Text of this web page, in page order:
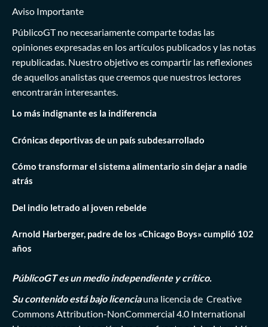
Aviso Importante
PúblicoGT no necesariamente comparte todas las
opiniones expresadas en los artículos publicados y las notas
republicadas. Nuestro objetivo es compartir las reflexiones
de aquellos analistas que creemos que nuestros lectores
encontrarán interesantes.
Lo más indignante es la indiferencia
Crónicas deportivas de un país subdesarrollado
Cómo transformar el sistema alimentario sin dejar a nadie
atrás
Del indio letrado al joven rebelde
Arnold Harberger, padre de los «Chicago Boys» cumplió 102
años
PúblicoGT es un medio independiente y crítico.
Su contenido está bajo licenciauna licencia de Creative
Commons Attribution-NonCommercial 4.0 International